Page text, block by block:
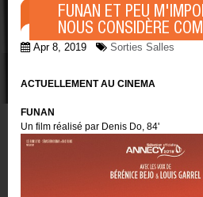
FUNAN ET PEU
NOUS CONSIDÈRE
Apr 8, 2019 Sorties Salles
ACTUELLEMENT AU CINEMA
FUNAN
Un film réalisé par Denis Do, 84'